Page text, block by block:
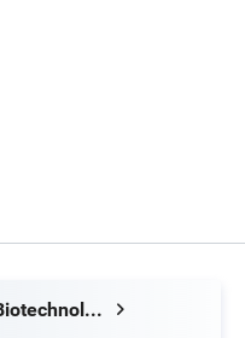
Nanjing Kingshare Biotechnology Co., Ltd.